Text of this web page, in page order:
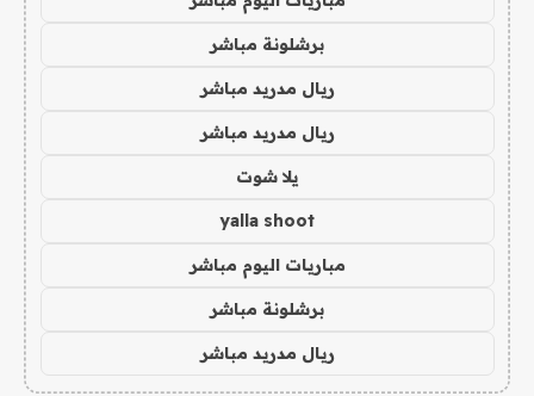
برشلونة مباشر
ريال مدريد مباشر
ريال مدريد مباشر
يلا شوت
yalla shoot
مباريات اليوم مباشر
برشلونة مباشر
ريال مدريد مباشر